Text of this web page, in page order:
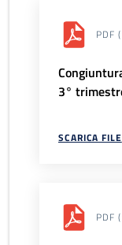
PDF
3°
SCARICA FILE
PDF